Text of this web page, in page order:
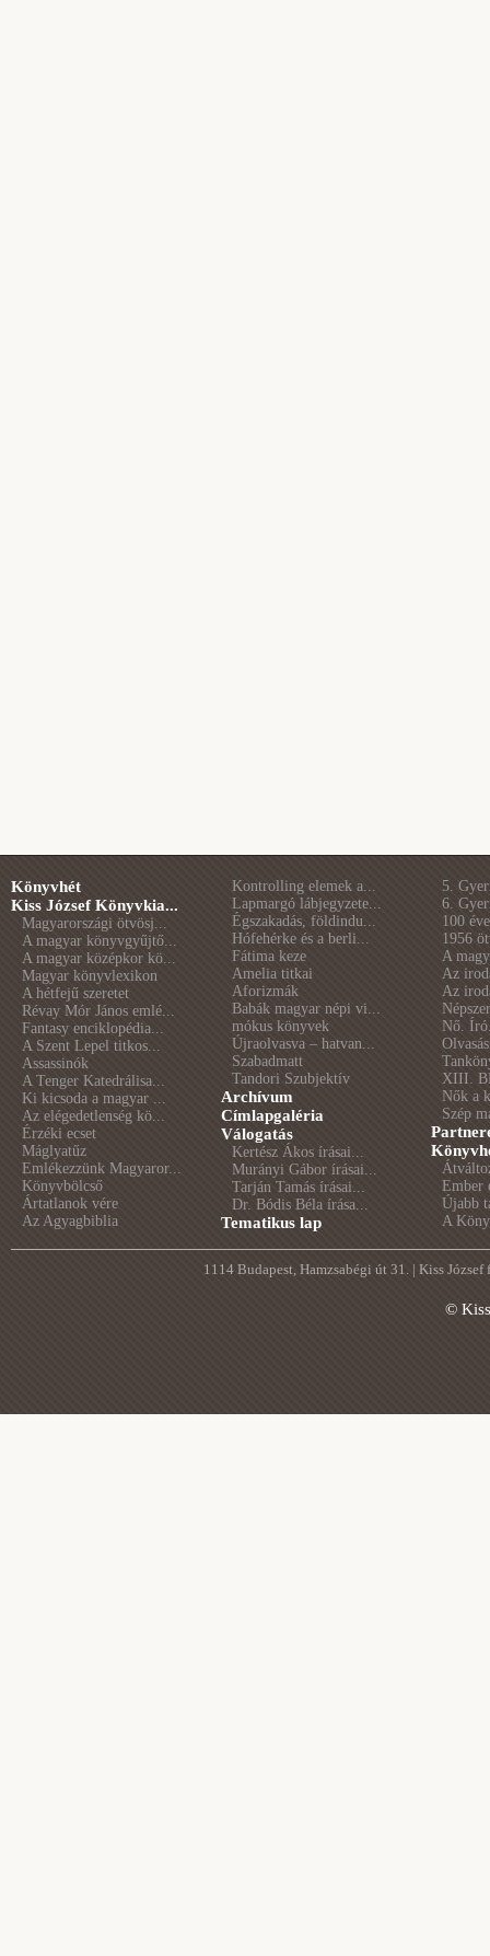
Könyvhét
Kiss József Könyvkia...
Magyarországi ötvösj...
A magyar könyvgyűjtő...
A magyar középkor kö...
Magyar könyvlexikon
A hétfejű szeretet
Révay Mór János emlé...
Fantasy enciklopédia...
A Szent Lepel titkos...
Assassinók
A Tenger Katedrálisa...
Ki kicsoda a magyar ...
Az elégedetlenség kö...
Érzéki ecset
Máglyatűz
Emlékezzünk Magyaror...
Könyvbölcső
Ártatlanok vére
Az Agyagbiblia
Kontrolling elemek a...
Lapmargó lábjegyzete...
Égszakadás, földindu...
Hófehérke és a berli...
Fátima keze
Amelia titkai
Aforizmák
Babák magyar népi vi...
mókus könyvek
Újraolvasva – hatvan...
Szabadmatt
Tandori Szubjektív
Archívum
Címlapgaléria
Válogatás
Kertész Ákos írásai...
Murányi Gábor írásai...
Tarján Tamás írásai...
Dr. Bódis Béla írása...
Tematikus lap
5.
6.
100
1956
A
Az
Az
Nő.
XIII.
Nők a
Szép
Ember
Újabb
A
1114 Budapest, Hamzsabégi út 31. | Kiss
©